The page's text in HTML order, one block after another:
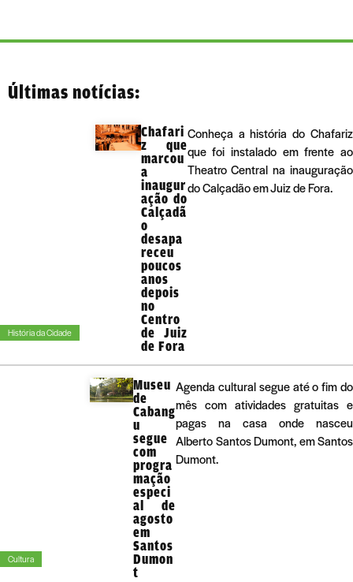
Últimas notícias:
História da Cidade
Chafari
z que
marcou
a
inaugur
ação do
Calçadã
o
desapa
receu
poucos
anos
depois
no
Centro
de Juiz
de Fora
Conheça a história do Chafariz
que foi instalado em frente ao
Theatro Central na inauguração
do Calçadão em Juiz de Fora.
Cultura
Museu
de
Cabang
u
segue
com
progra
mação
especi
al de
agosto
em
Santos
Dumon
t
Agenda cultural segue até o fim do
mês com atividades gratuitas e
pagas na casa onde nasceu
Alberto Santos Dumont, em Santos
Dumont.